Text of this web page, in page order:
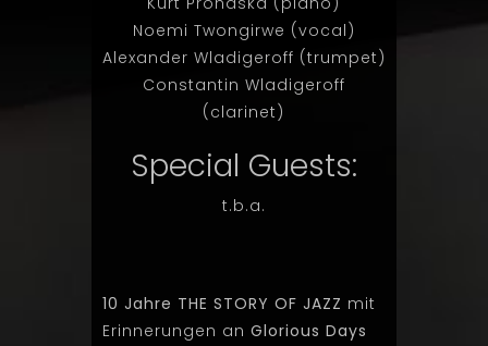
Noemi Twongirwe (vocal)
Alexander Wladigeroff (trumpet)
Constantin Wladigeroff
(clarinet)
Special Guests:
t.b.a.
10 Jahre THE STORY OF JAZZ mit
Erinnerungen an Glorious Days